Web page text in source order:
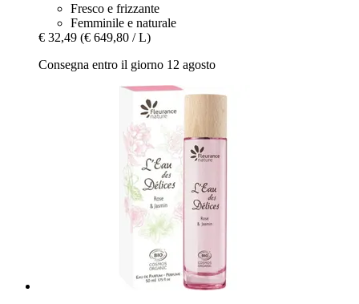
Fresco e frizzante
Femminile e naturale
€ 32,49 (€ 649,80 / L)
Consegna entro il giorno 12 agosto